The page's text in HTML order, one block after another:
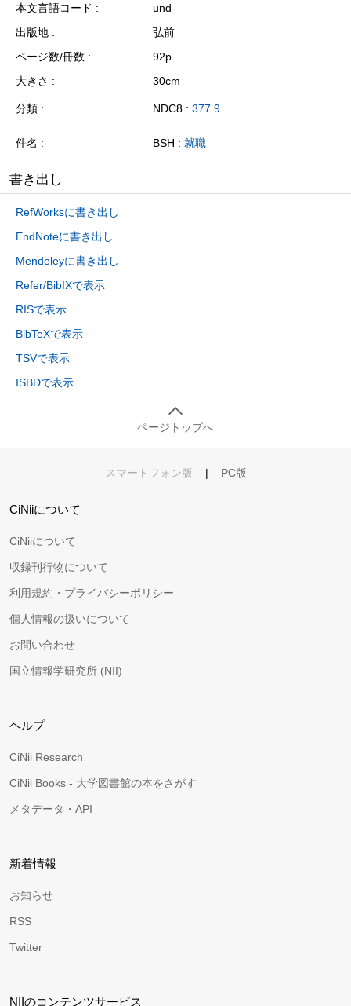
本文言語コード
und
出版地
弘前
ページ数/冊数
92p
大きさ
30cm
分類 NDC8 : 377.9
件名 BSH : 就職
書き出し
RefWorksに書き出し
EndNoteに書き出し
Mendeleyに書き出し
Refer/BibIXで表示
RISで表示
BibTeXで表示
TSVで表示
ISBDで表示
ページトップへ
スマートフォン版 | PC版
CiNiiについて
CiNiiについて
収録刊行物について
利用規約・プライバシーポリシー
個人情報の扱いについて
お問い合わせ
国立情報学研究所 (NII)
ヘルプ
CiNii Research
CiNii Books - 大学図書館の本をさがす
メタデータ・API
新着情報
お知らせ
RSS
Twitter
NIIのコンテンツサービス